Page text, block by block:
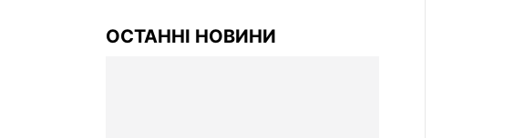
ОСТАННІ НОВИНИ